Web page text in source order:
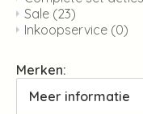
Sale (23)
Inkoopservice (0)
Merken:
Meer informatie